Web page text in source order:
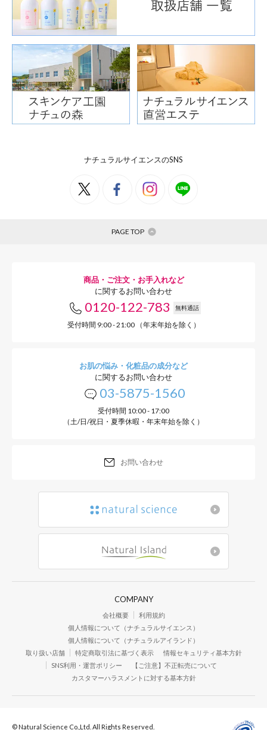
ナチュラルサイエンスのSNS
PAGE TOP
商品・ご注文・お手入れなど
に関するお問い合わせ
0120-122-783 無料通話
受付時間 9:00 - 21:00 （年末年始を除く）
お肌の悩み・化粧品の成分など
に関するお問い合わせ
03-5875-1560
受付時間 10:00 - 17:00
（土/日/祝日・夏季休暇・年末年始を除く）
お問い合わせ
COMPANY
会社概要
利用規約
個人情報について（ナチュラルサイエンス）
個人情報について（ナチュラルアイランド）
取り扱い店舗
特定商取引法に基づく表示
情報セキュリティ基本方針
SNS利用・運営ポリシー
【ご注意】不正転売について
カスタマーハラスメントに対する基本方針
© Natural Science Co.,Ltd. All Rights Reserved.